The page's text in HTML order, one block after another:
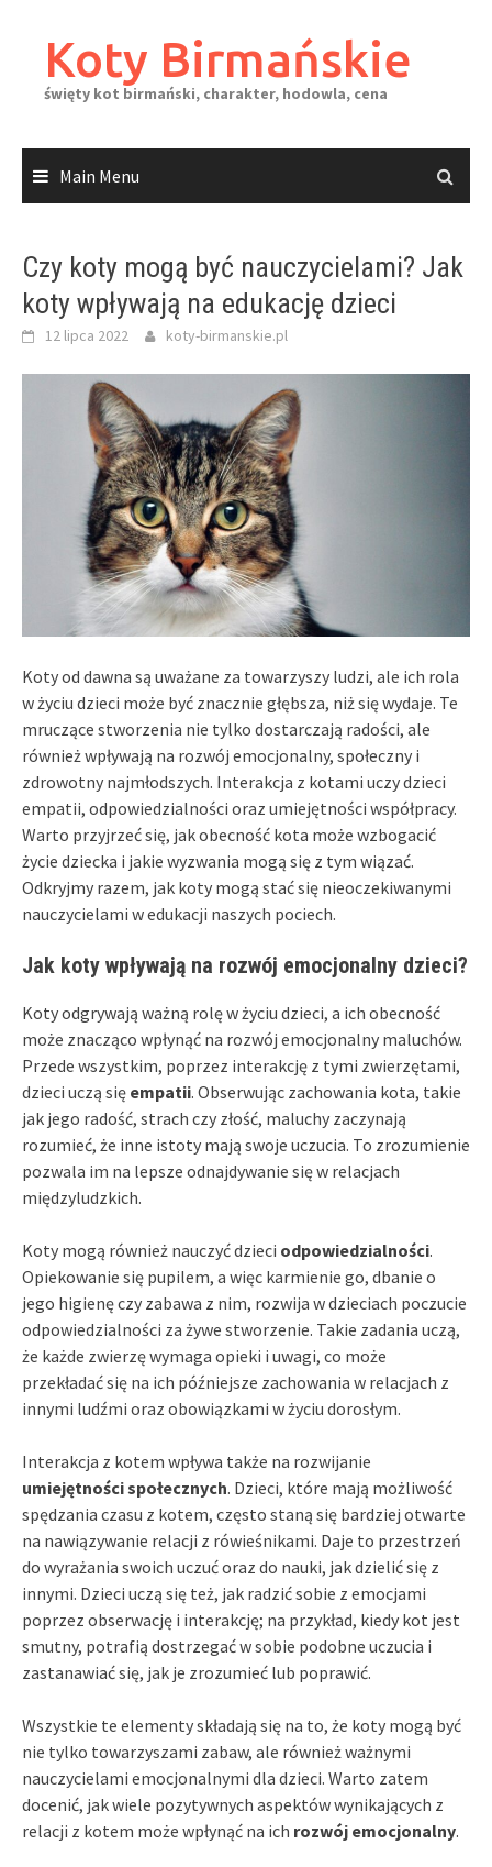
contentKoty Birmańskie
święty kot birmański, charakter, hodowla, cena
Main Menu
Czy koty mogą być nauczycielami? Jak
koty wpływają na edukację dzieci
12 lipca 2022 koty-birmanskie.pl
Koty od dawna są uważane za towarzyszy ludzi, ale ich rola
w życiu dzieci może być znacznie głębsza, niż się wydaje. Te
mruczące stworzenia nie tylko dostarczają radości, ale
również wpływają na rozwój emocjonalny, społeczny i
zdrowotny najmłodszych. Interakcja z kotami uczy dzieci
empatii, odpowiedzialności oraz umiejętności współpracy.
Warto przyjrzeć się, jak obecność kota może wzbogacić
życie dziecka i jakie wyzwania mogą się z tym wiązać.
Odkryjmy razem, jak koty mogą stać się nieoczekiwanymi
nauczycielami w edukacji naszych pociech.
Jak koty wpływają na rozwój emocjonalny dzieci?
Koty odgrywają ważną rolę w życiu dzieci, a ich obecność
może znacząco wpłynąć na rozwój emocjonalny maluchów.
Przede wszystkim, poprzez interakcję z tymi zwierzętami,
dzieci uczą się empatii. Obserwując zachowania kota, takie
jak jego radość, strach czy złość, maluchy zaczynają
rozumieć, że inne istoty mają swoje uczucia. To zrozumienie
pozwala im na lepsze odnajdywanie się w relacjach
międzyludzkich.
Koty mogą również nauczyć dzieci odpowiedzialności.
Opiekowanie się pupilem, a więc karmienie go, dbanie o
jego higienę czy zabawa z nim, rozwija w dzieciach poczucie
odpowiedzialności za żywe stworzenie. Takie zadania uczą,
że każde zwierzę wymaga opieki i uwagi, co może
przekładać się na ich późniejsze zachowania w relacjach z
innymi ludźmi oraz obowiązkami w życiu dorosłym.
Interakcja z kotem wpływa także na rozwijanie
umiejętności społecznych. Dzieci, które mają możliwość
spędzania czasu z kotem, często staną się bardziej otwarte
na nawiązywanie relacji z rówieśnikami. Daje to przestrzeń
do wyrażania swoich uczuć oraz do nauki, jak dzielić się z
innymi. Dzieci uczą się też, jak radzić sobie z emocjami
poprzez obserwację i interakcję; na przykład, kiedy kot jest
smutny, potrafią dostrzegać w sobie podobne uczucia i
zastanawiać się, jak je zrozumieć lub poprawić.
Wszystkie te elementy składają się na to, że koty mogą być
nie tylko towarzyszami zabaw, ale również ważnymi
nauczycielami emocjonalnymi dla dzieci. Warto zatem
docenić, jak wiele pozytywnych aspektów wynikających z
relacji z kotem może wpłynąć na ich rozwój emocjonalny.